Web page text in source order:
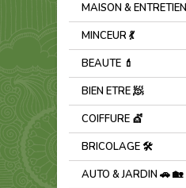
MAISON &
MINCEUR 💃
BEAUTE 💄
BIEN ETRE 🧖
COIFFURE 💇
BRICOLAGE 🛠️
AUTO & JARDIN 🚗 🏡